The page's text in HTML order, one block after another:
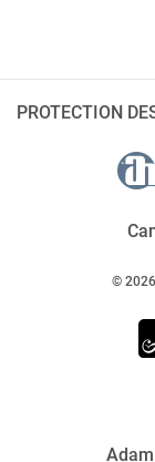
PROTECTION
©